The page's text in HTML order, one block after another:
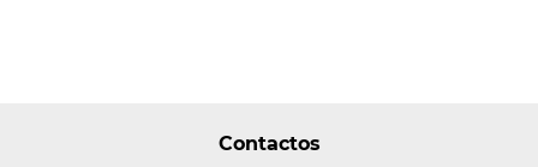
Contactos